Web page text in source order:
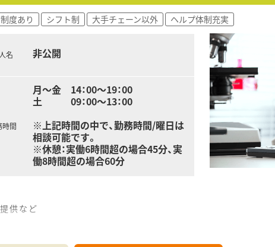
度あり シフト制 大手チェーン以外 ヘルプ体制充実
名 非公開
時間
月～金 14：00～19：00
土 09：00～13：00
※上記時間の中で、勤務時間/曜日は
相談可能です。
※休憩：実働6時間超の場合45分、実
働8時間超の場合60分
供など